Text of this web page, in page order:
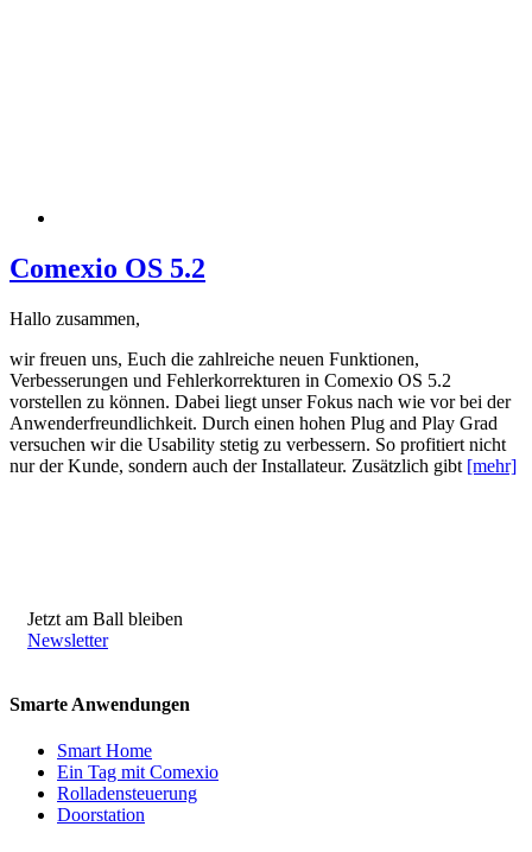
Comexio OS 5.2
Hallo zusammen,
wir freuen uns, Euch die zahlreiche neuen Funktionen,
Verbesserungen und Fehlerkorrekturen in Comexio OS 5.2
vorstellen zu können. Dabei liegt unser Fokus nach wie vor bei der
Anwenderfreundlichkeit. Durch einen hohen Plug and Play Grad
versuchen wir die Usability stetig zu verbessern. So profitiert nicht
nur der Kunde, sondern auch der Installateur. Zusätzlich gibt [mehr]
Jetzt am Ball bleiben
Newsletter
Smarte Anwendungen
Smart Home
Ein Tag mit Comexio
Rolladensteuerung
Doorstation